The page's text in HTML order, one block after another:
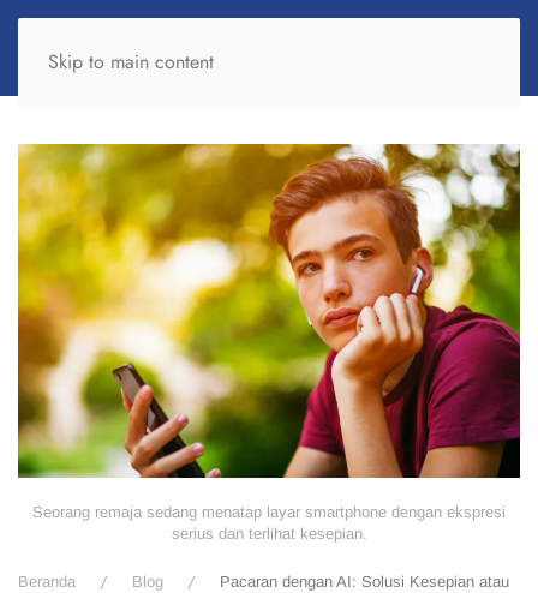
Skip to main content
Seorang remaja sedang menatap layar smartphone dengan ekspresi
serius dan terlihat kesepian.
Beranda Blog
Pacaran dengan AI: Solusi Kesepian atau